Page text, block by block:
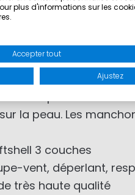
polyester, 14%
Le gilet
très près du corps est
idéal pour toutes
la peau. Les
3 couches
vent, déperlant,
très haute qualité
plus d'informations sur les
Accepter tout
Ajustez